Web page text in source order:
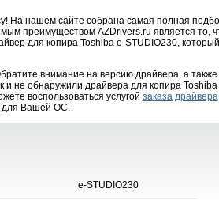
На нашем сайте собрана самая полная
преимуществом AZDrivers.ru является то,
для копира Toshiba e-STUDIO230,
внимание на версию драйвера, а также
не обнаружили драйвера для копира Toshiba
воспользоваться услугой заказа драйвера
для Вашей ОС.
e-STUDIO230